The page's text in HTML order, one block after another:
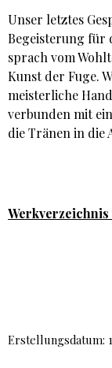
Unser letztes
Begeisterung für
sprach vom
Kunst der Fuge.
meisterliche
verbunden mit
die Tränen in die
Werkverzeichnis
Erstellungsdatum: